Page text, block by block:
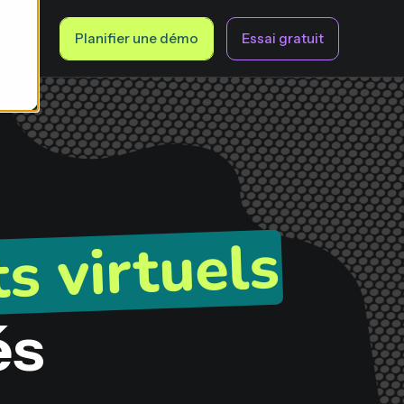
Planifier une démo Essai gratuit
virtuels